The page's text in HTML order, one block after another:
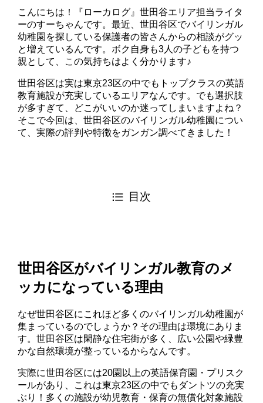
こんにちは！『ローカログ』世田谷エリア担当ライタ
ーのすーちゃんです。最近、世田谷区でバイリンガル
幼稚園を探している保護者の皆さんからの相談がグッ
と増えているんです。ボク自身も3人の子どもを持つ
親として、この気持ちはよく分かります♪
世田谷区は実は東京23区の中でもトップクラスの英語
教育施設が充実しているエリアなんです。でも選択肢
が多すぎて、どこがいいのか迷ってしまいますよね？
そこで今回は、世田谷区のバイリンガル幼稚園につい
て、実際の評判や特徴をガンガン調べてきました！
目次
世田谷区がバイリンガル教育のメ
ッカになっている理由
なぜ世田谷区にこれほど多くのバイリンガル幼稚園が
集まっているのでしょうか？その理由は環境にありま
す。世田谷区は閑静な住宅街が多く、広い公園や緑豊
かな自然環境が整っているからなんです。
実際に世田谷区には20園以上の英語保育園・プリスク
ールがあり、これは東京23区の中でもダントツの充実
ぶり！多くの施設が幼児教育・保育の無償化対象施設